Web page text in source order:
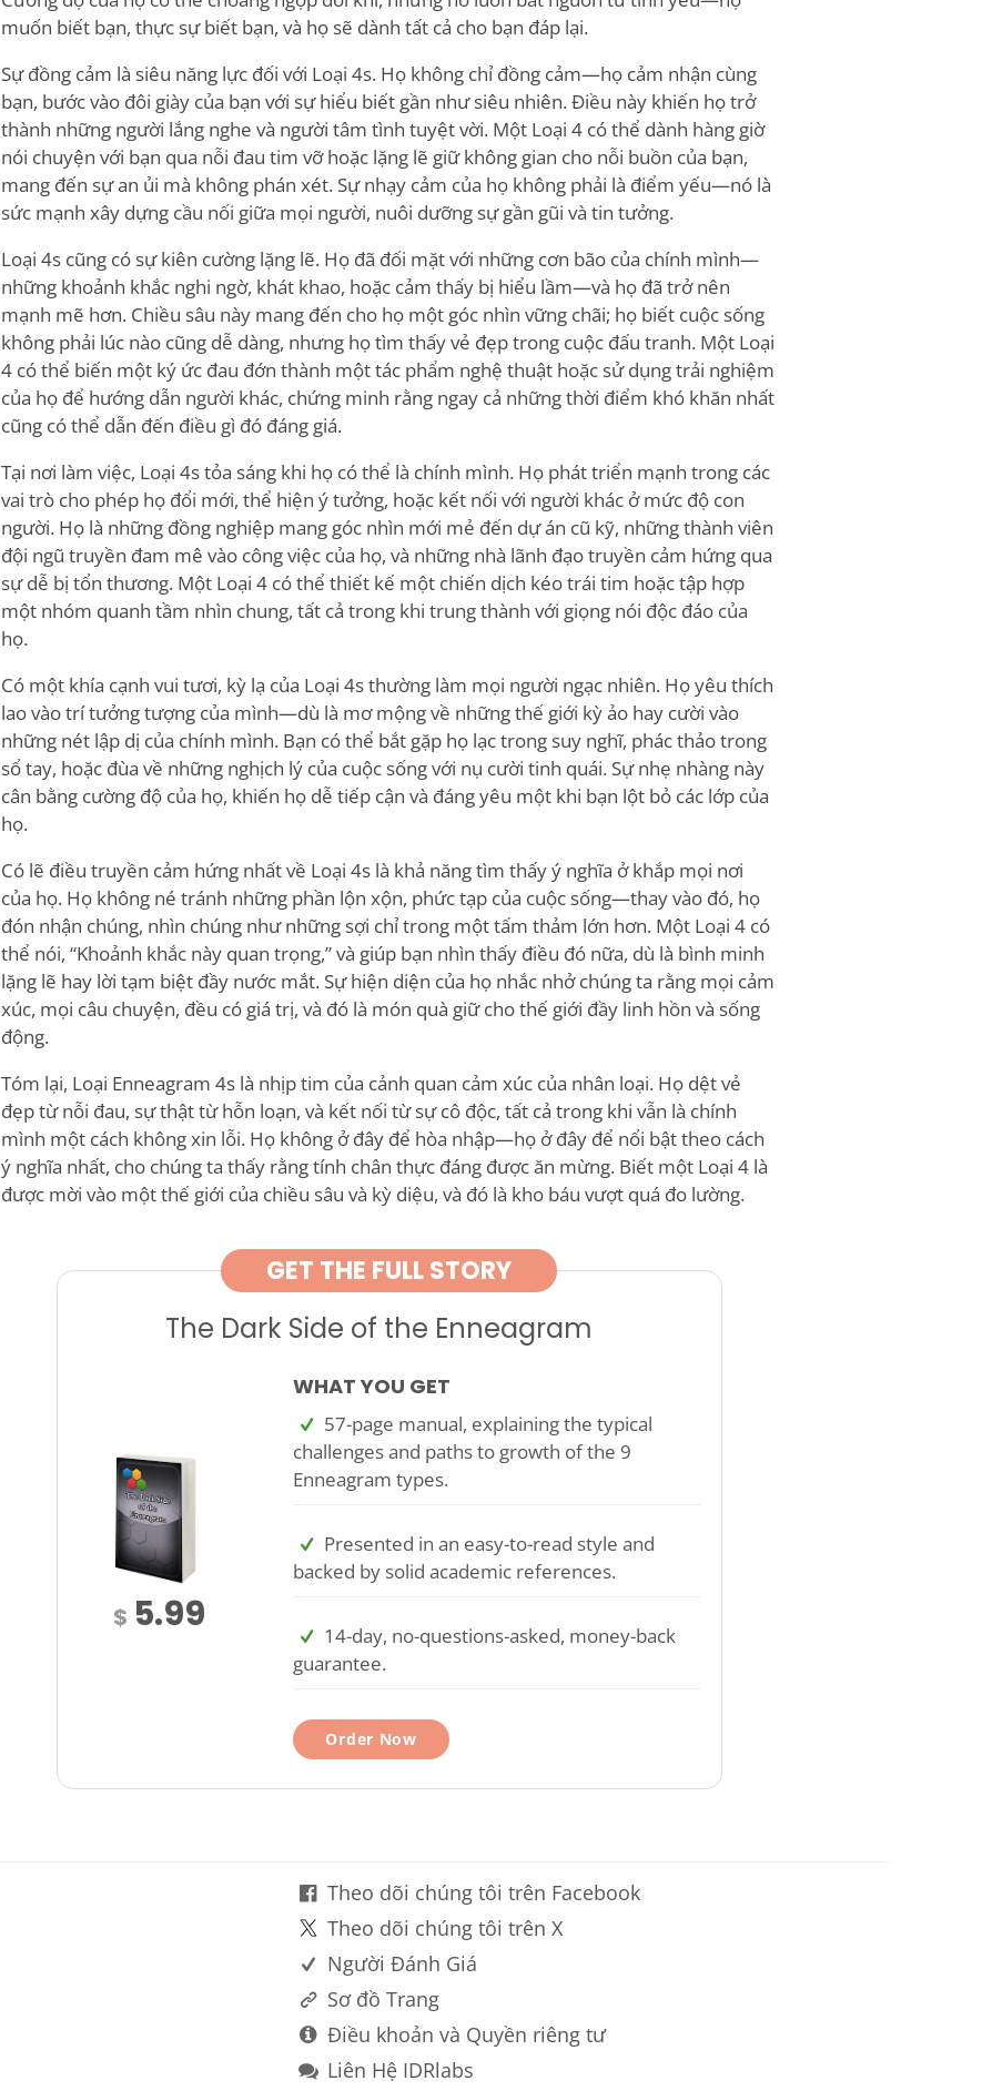
muốn biết bạn, thực sự biết bạn, và họ sẽ dành tất cả cho bạn đáp lại.
Sự đồng cảm là siêu năng lực đối với Loại 4s. Họ không chỉ đồng cảm—họ cảm nhận cùng
bạn, bước vào đôi giày của bạn với sự hiểu biết gần như siêu nhiên. Điều này khiến họ trở
thành những người lắng nghe và người tâm tình tuyệt vời. Một Loại 4 có thể dành hàng giờ
nói chuyện với bạn qua nỗi đau tim vỡ hoặc lặng lẽ giữ không gian cho nỗi buồn của bạn,
mang đến sự an ủi mà không phán xét. Sự nhạy cảm của họ không phải là điểm yếu—nó là
sức mạnh xây dựng cầu nối giữa mọi người, nuôi dưỡng sự gần gũi và tin tưởng.
Loại 4s cũng có sự kiên cường lặng lẽ. Họ đã đối mặt với những cơn bão của chính mình—
những khoảnh khắc nghi ngờ, khát khao, hoặc cảm thấy bị hiểu lầm—và họ đã trở nên
mạnh mẽ hơn. Chiều sâu này mang đến cho họ một góc nhìn vững chãi; họ biết cuộc sống
không phải lúc nào cũng dễ dàng, nhưng họ tìm thấy vẻ đẹp trong cuộc đấu tranh. Một Loại
4 có thể biến một ký ức đau đớn thành một tác phẩm nghệ thuật hoặc sử dụng trải nghiệm
của họ để hướng dẫn người khác, chứng minh rằng ngay cả những thời điểm khó khăn nhất
cũng có thể dẫn đến điều gì đó đáng giá.
Tại nơi làm việc, Loại 4s tỏa sáng khi họ có thể là chính mình. Họ phát triển mạnh trong các
vai trò cho phép họ đổi mới, thể hiện ý tưởng, hoặc kết nối với người khác ở mức độ con
người. Họ là những đồng nghiệp mang góc nhìn mới mẻ đến dự án cũ kỹ, những thành viên
đội ngũ truyền đam mê vào công việc của họ, và những nhà lãnh đạo truyền cảm hứng qua
sự dễ bị tổn thương. Một Loại 4 có thể thiết kế một chiến dịch kéo trái tim hoặc tập hợp
một nhóm quanh tầm nhìn chung, tất cả trong khi trung thành với giọng nói độc đáo của
họ.
Có một khía cạnh vui tươi, kỳ lạ của Loại 4s thường làm mọi người ngạc nhiên. Họ yêu thích
lao vào trí tưởng tượng của mình—dù là mơ mộng về những thế giới kỳ ảo hay cười vào
những nét lập dị của chính mình. Bạn có thể bắt gặp họ lạc trong suy nghĩ, phác thảo trong
sổ tay, hoặc đùa về những nghịch lý của cuộc sống với nụ cười tinh quái. Sự nhẹ nhàng này
cân bằng cường độ của họ, khiến họ dễ tiếp cận và đáng yêu một khi bạn lột bỏ các lớp của
họ.
Có lẽ điều truyền cảm hứng nhất về Loại 4s là khả năng tìm thấy ý nghĩa ở khắp mọi nơi
của họ. Họ không né tránh những phần lộn xộn, phức tạp của cuộc sống—thay vào đó, họ
đón nhận chúng, nhìn chúng như những sợi chỉ trong một tấm thảm lớn hơn. Một Loại 4 có
thể nói, “Khoảnh khắc này quan trọng,” và giúp bạn nhìn thấy điều đó nữa, dù là bình minh
lặng lẽ hay lời tạm biệt đầy nước mắt. Sự hiện diện của họ nhắc nhở chúng ta rằng mọi cảm
xúc, mọi câu chuyện, đều có giá trị, và đó là món quà giữ cho thế giới đầy linh hồn và sống
động.
Tóm lại, Loại Enneagram 4s là nhịp tim của cảnh quan cảm xúc của nhân loại. Họ dệt vẻ
đẹp từ nỗi đau, sự thật từ hỗn loạn, và kết nối từ sự cô độc, tất cả trong khi vẫn là chính
mình một cách không xin lỗi. Họ không ở đây để hòa nhập—họ ở đây để nổi bật theo cách
ý nghĩa nhất, cho chúng ta thấy rằng tính chân thực đáng được ăn mừng. Biết một Loại 4 là
được mời vào một thế giới của chiều sâu và kỳ diệu, và đó là kho báu vượt quá đo lường.
GET THE FULL STORY
The Dark Side of the Enneagram
$ 5.99
WHAT YOU GET
57-page manual, explaining the typical
challenges and paths to growth of the 9
Enneagram types.
Presented in an easy-to-read style and
backed by solid academic references.
14-day, no-questions-asked, money-back
guarantee.
Order Now
Theo dõi chúng tôi trên Facebook
Theo dõi chúng tôi trên X
Người Đánh Giá
Sơ đồ Trang
Điều khoản và Quyền riêng tư
Liên Hệ IDRlabs